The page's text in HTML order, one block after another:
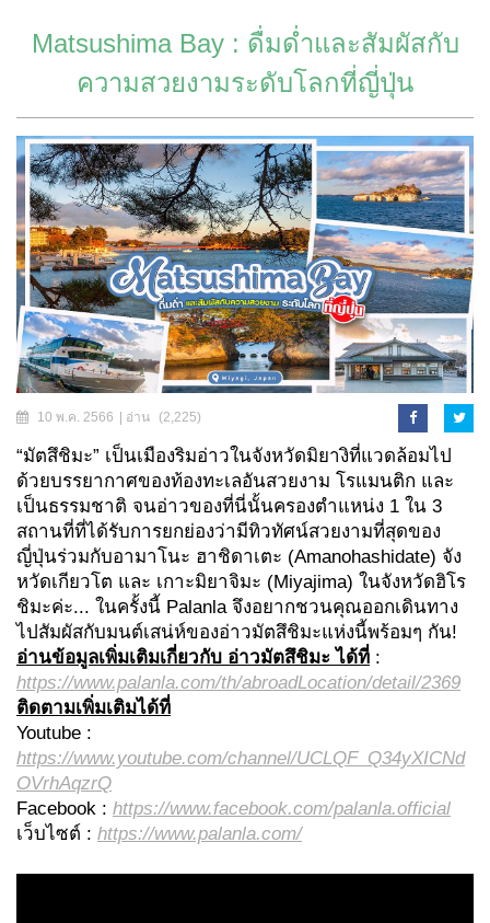
Matsushima Bay : ดื่มด่ำและสัมผัสกับ
ความสวยงามระดับโลกที่ญี่ปุ่น
10 พ.ค. 2566 | อ่าน (2,225)
“มัตสึชิมะ” เป็นเมืองริมอ่าวในจังหวัดมิยางิที่แวดล้อมไป
ด้วยบรรยากาศของท้องทะเลอันสวยงาม โรแมนติก และ
เป็นธรรมชาติ จนอ่าวของที่นี่นั้นครองตำแหน่ง 1 ใน 3
สถานที่ที่ได้รับการยกย่องว่ามีทิวทัศน์สวยงามที่สุดของ
ญี่ปุ่นร่วมกับอามาโนะ ฮาชิดาเตะ (Amanohashidate) จัง
หวัดเกียวโต และ เกาะมิยาจิมะ (Miyajima) ในจังหวัดฮิโร
ชิมะค่ะ... ในครั้งนี้ Palanla จึงอยากชวนคุณออกเดินทาง
ไปสัมผัสกับมนต์เสน่ห์ของอ่าวมัตสึชิมะแห่งนี้พร้อมๆ กัน!
อ่านข้อมูลเพิ่มเติมเกี่ยวกับ อ่าวมัตสึชิมะ ได้ที่ :
https://www.palanla.com/th/abroadLocation/detail/2369
ติดตามเพิ่มเติมได้ที่
Youtube :
https://www.youtube.com/channel/UCLQF_Q34yXICNd
OVrhAqzrQ
Facebook : https://www.facebook.com/palanla.official
เว็บไซต์ : https://www.palanla.com/